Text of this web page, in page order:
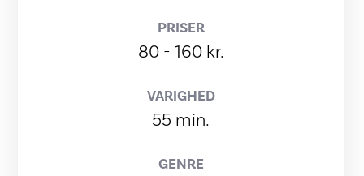
PRISER
80 - 160 kr.
VARIGHED
55 min.
GENRE